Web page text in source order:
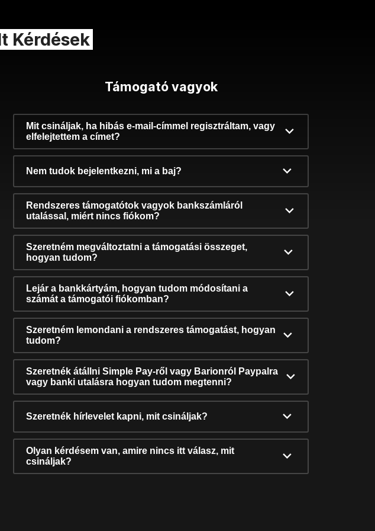
Kérdések
Támogató vagyok
Mit csináljak, ha hibás e-mail-címmel regisztráltam, vagy
elfelejtettem a címet?
Nem tudok bejelentkezni, mi a baj?
Rendszeres támogatótok vagyok bankszámláról
utalással, miért nincs fiókom?
Szeretném megváltoztatni a támogatási összeget,
hogyan tudom?
Lejár a bankkártyám, hogyan tudom módosítani a
számát a támogatói fiókomban?
Szeretném lemondani a rendszeres támogatást, hogyan
tudom?
Szeretnék átállni Simple Pay-ről vagy Barionról Paypalra
vagy banki utalásra hogyan tudom megtenni?
Szeretnék hírlevelet kapni, mit csináljak?
Olyan kérdésem van, amire nincs itt válasz, mit
csináljak?